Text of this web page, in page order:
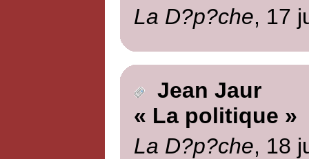
La D?p?che, 17
Jean Jaur
« La politique »
La D?p?che, 18